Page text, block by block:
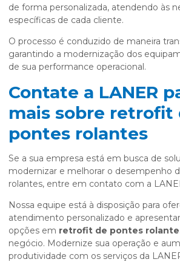
de forma personalizada, atendendo às
específicas de cada cliente.
O processo é conduzido de maneira
garantindo a modernização dos
de sua performance operacional.
Contate a LANER
mais sobre retrofit
pontes rolantes
Se a sua empresa está em busca de
modernizar e melhorar o desempenho
rolantes, entre em contato com a
Nossa equipe está à disposição para
atendimento personalizado e
opções em retrofit de pontes
negócio. Modernize sua operação e
produtividade com os serviços da